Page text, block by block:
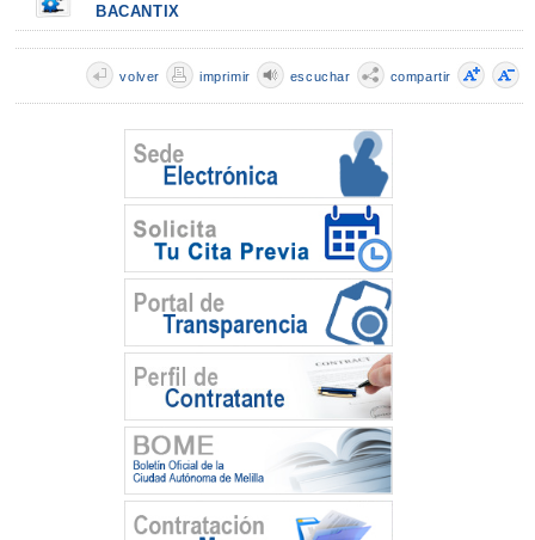
BACANTIX
compartir
escuchar
imprimir
volver